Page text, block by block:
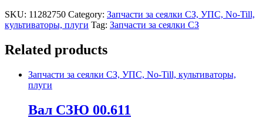
SKU: 11282750 Category: Запчасти за сеялки СЗ, УПС, No-Till,
культиваторы, плуги Tag: Запчасти за сеялки СЗ
Related products
Запчасти за сеялки СЗ, УПС, No-Till, культиваторы,
плуги
Вал СЗЮ 00.611